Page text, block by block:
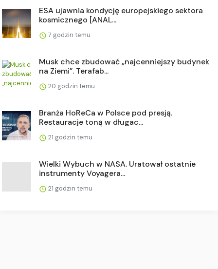
ESA ujawnia kondycję europejskiego sektora
kosmicznego [ANAL...
7 godzin temu
Musk chce zbudować „najcenniejszy budynek
na Ziemi”. Terafab...
20 godzin temu
Branża HoReCa w Polsce pod presją.
Restauracje toną w długac...
21 godzin temu
Wielki Wybuch w NASA. Uratował ostatnie
instrumenty Voyagera...
21 godzin temu